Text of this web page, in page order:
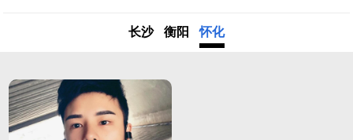
长沙 衡阳 怀化